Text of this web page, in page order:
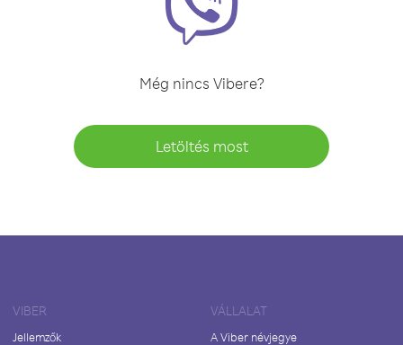
Még nincs Vibere?
Letöltés most
VIBER
Jellemzők
VÁLLALAT
A Viber névjegye